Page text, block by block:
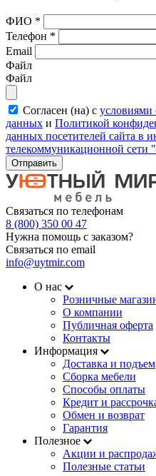
ФИО *
Телефон *
Email
Файл
Файл
Согласен (на) с условиями
данных и Политикой
данных посетителей сайта в
телекоммуникационной сети
Отправить
Связаться по телефонам
8 (800) 350 00 47
Нужна помощь с заказом?
Связаться по email
info@uytmir.com
О нас
Розничные
О компании
Публичная оферта
Контакты
Информация
Доставка и подъем
Сборка мебели
Способы оплаты
Кредит и
Обмен и возврат
Гарантия
Полезное
Акции и
Полезные статьи